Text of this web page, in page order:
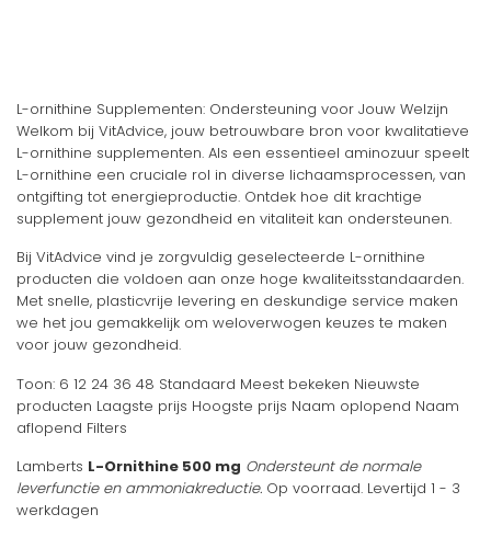
L-ornithine Supplementen: Ondersteuning voor Jouw Welzijn
Welkom bij VitAdvice, jouw betrouwbare bron voor kwalitatieve
L-ornithine supplementen. Als een essentieel aminozuur speelt
L-ornithine een cruciale rol in diverse lichaamsprocessen, van
ontgifting tot energieproductie. Ontdek hoe dit krachtige
supplement jouw gezondheid en vitaliteit kan ondersteunen.
Bij VitAdvice vind je zorgvuldig geselecteerde L-ornithine
producten die voldoen aan onze hoge kwaliteitsstandaarden.
Met snelle, plasticvrije levering en deskundige service maken
we het jou gemakkelijk om weloverwogen keuzes te maken
voor jouw gezondheid.
Toon: 6 12 24 36 48 Standaard Meest bekeken Nieuwste
producten Laagste prijs Hoogste prijs Naam oplopend Naam
aflopend Filters
Lamberts L-Ornithine 500 mg Ondersteunt de normale
leverfunctie en ammoniakreductie. Op voorraad. Levertijd 1 - 3
werkdagen